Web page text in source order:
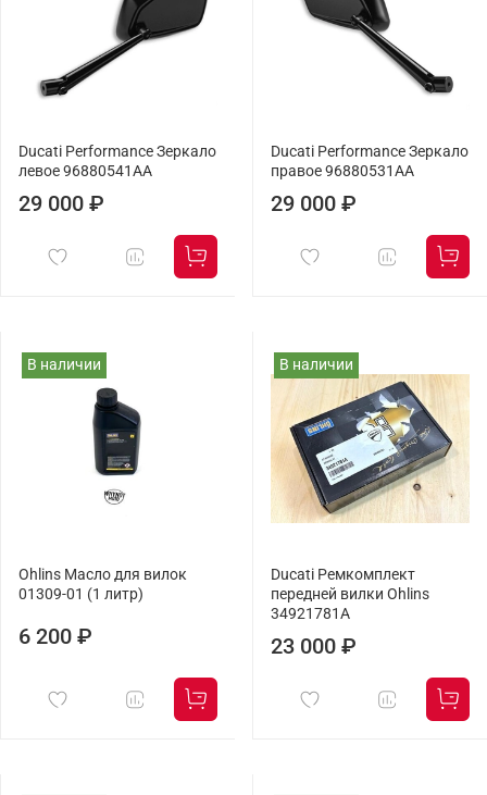
Ducati Performance Зеркало
левое 96880541AA
29 000 ₽
Ducati Performance Зеркало
правое 96880531AA
29 000 ₽
В наличии
Ohlins Масло для вилок
01309-01 (1 литр)
6 200 ₽
В наличии
Ducati Ремкомплект
передней вилки Ohlins
34921781A
23 000 ₽